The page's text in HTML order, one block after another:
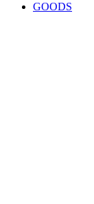
GOODS